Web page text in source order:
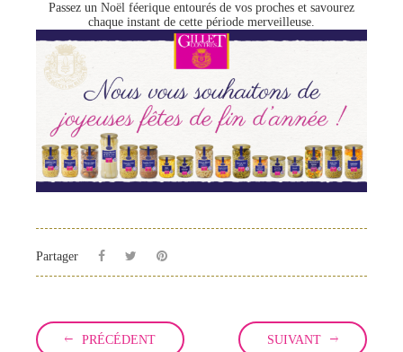
Passez un Noël féerique entourés de vos proches et savourez
chaque instant de cette période merveilleuse.
Partager
PRÉCÉDENT SUIVANT